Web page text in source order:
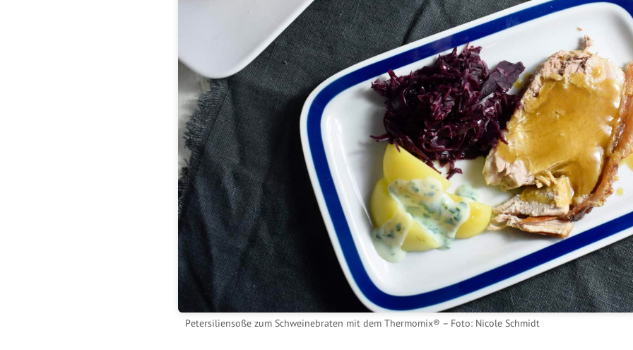
Petersiliensoße zum Schweinebraten mit dem Thermomix® – Foto: Nicole Schmidt